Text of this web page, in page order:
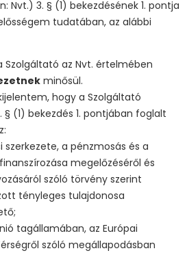
Nvt.) 3. § (1) bekezdésének 1. pontja
tudatában, az alábbi
Szolgáltató az Nvt. értelmében
minősül.
hogy a Szolgáltató
§ (1) bekezdés 1. pontjában foglalt
szerkezete, a pénzmosás és a
megelőzéséről és
szóló törvény szerint
tényleges tulajdonosa
tagállamában, az Európai
szóló megállapodásban